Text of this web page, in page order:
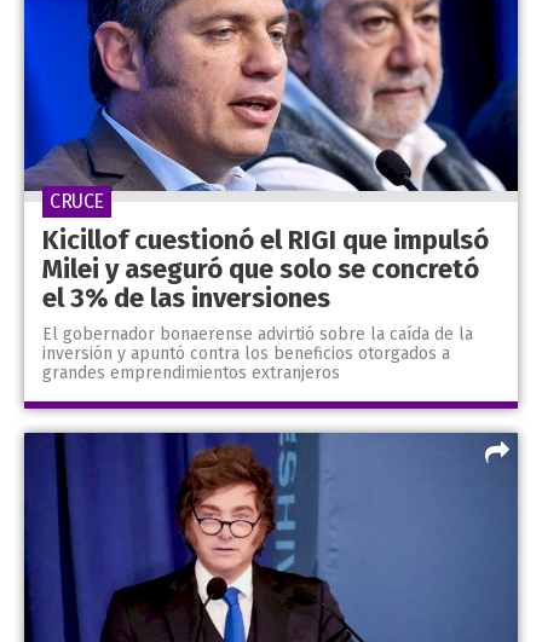
Kicillof cuestionó el RIGI que impulsó
Milei y aseguró que solo se concretó
el 3% de las inversiones
El gobernador bonaerense advirtió sobre la caída de la
inversión y apuntó contra los beneficios otorgados a
grandes emprendimientos extranjeros
CRUCE